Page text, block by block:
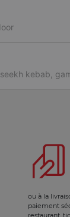
kebab,
ou à la
paiement
restaurant,